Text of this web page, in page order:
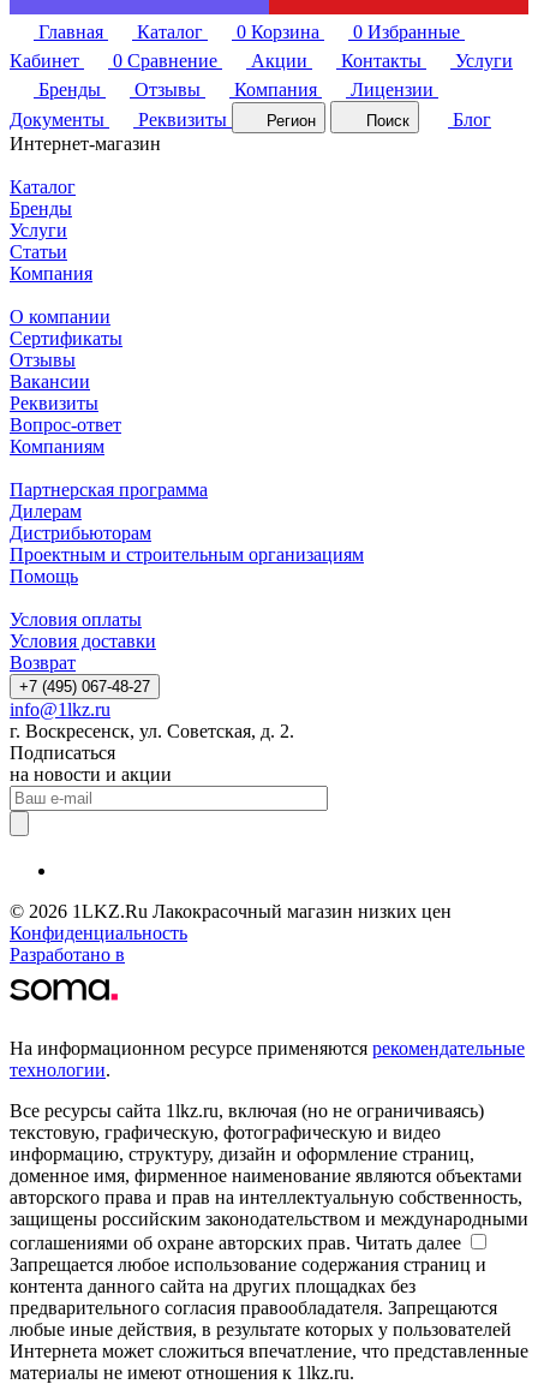
Главная Каталог 0 Корзина 0 Избранные
Кабинет
0 Сравнение Акции Контакты
Услуги
Бренды
Отзывы Компания
Лицензии
Документы
Реквизиты Регион Поиск
Блог
Интернет-магазин
Каталог
Бренды
Услуги
Статьи
Компания
О компании
Сертификаты
Отзывы
Вакансии
Реквизиты
Вопрос-ответ
Компаниям
Партнерская программа
Дилерам
Дистрибьюторам
Проектным и строительным организациям
Помощь
Условия оплаты
Условия доставки
Возврат
+7 (495) 067-48-27
info@1lkz.ru
г. Воскресенск, ул. Советская, д. 2.
Подписаться
на новости и акции
© 2026 1LKZ.Ru Лакокрасочный магазин низких цен
Конфиденциальность
Разработано в
На информационном ресурсе применяются рекомендательные
технологии.
Все ресурсы сайта 1lkz.ru, включая (но не ограничиваясь)
текстовую, графическую, фотографическую и видео
информацию, структуру, дизайн и оформление страниц,
доменное имя, фирменное наименование являются объектами
авторского права и прав на интеллектуальную собственность,
защищены российским законодательством и международными
соглашениями об охране авторских прав. Читать далее
Запрещается любое использование содержания страниц и
контента данного сайта на других площадках без
предварительного согласия правообладателя. Запрещаются
любые иные действия, в результате которых у пользователей
Интернета может сложиться впечатление, что представленные
материалы не имеют отношения к 1lkz.ru.